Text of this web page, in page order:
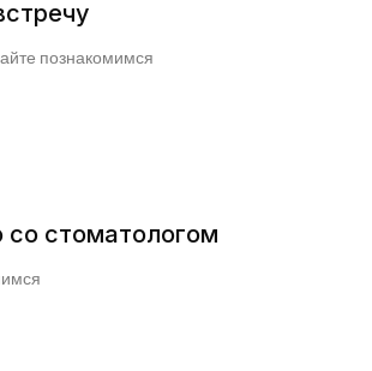
познакомимся
со стоматологом